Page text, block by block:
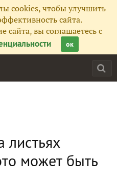
cookies, чтобы улучшить
сайта.
сайта, вы соглашаетесь с
ок
листьях
может быть